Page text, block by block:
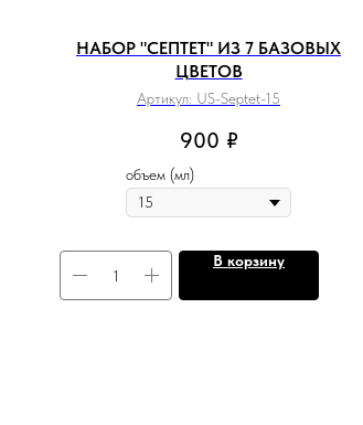
НАБОР "СЕПТЕТ" ИЗ 7 БАЗОВЫХ
ЦВЕТОВ
Артикул: US-Septet-15
900 ₽
объем (мл)
В корзину